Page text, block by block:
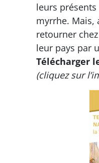
leurs présents
myrrhe. Mais,
retourner
leur pays par
Télécharger
(cliquez sur